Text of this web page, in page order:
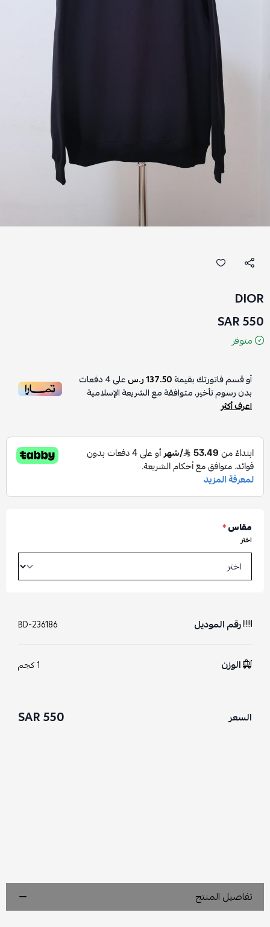
DIOR
550 SAR
متوفر
أو قسم فاتورتك بقيمة137.50 ر.س على4دفعات
بدون رسوم تأخير، متوافقة مع الشريعة الإسلامية
اعرف أكثر
مقاس*
اختر
رقم الموديل BD-236186
الوزن 1 كجم
السعر 550 SAR
تفاصيل المنتج